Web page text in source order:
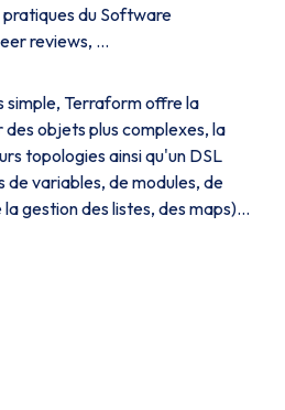
du Software
reviews, ...
simple, Terraform offre la
objets plus complexes, la
topologies ainsi qu'un DSL
variables, de modules, de
gestion des listes, des maps)...